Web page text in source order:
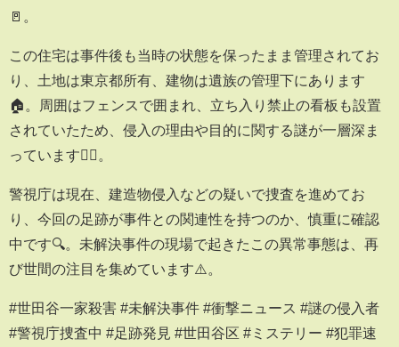
🚪。
この住宅は事件後も当時の状態を保ったまま管理されてお
り、土地は東京都所有、建物は遺族の管理下にあります
🏠。周囲はフェンスで囲まれ、立ち入り禁止の看板も設置
されていたため、侵入の理由や目的に関する謎が一層深ま
っています🕵️‍♀️。
警視庁は現在、建造物侵入などの疑いで捜査を進めてお
り、今回の足跡が事件との関連性を持つのか、慎重に確認
中です🔍。未解決事件の現場で起きたこの異常事態は、再
び世間の注目を集めています⚠️。
#世田谷一家殺害 #未解決事件 #衝撃ニュース #謎の侵入者
#警視庁捜査中 #足跡発見 #世田谷区 #ミステリー #犯罪速